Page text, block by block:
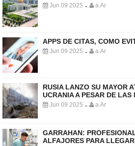
Jun 09 2025 - a.Ar
APPS DE CITAS, COMO
Jun 09 2025 - a.Ar
RUSIA LANZO SU MAYOR
UCRANIA A PESAR DE LAS
Jun 09 2025 - a.Ar
GARRAHAN:
ALFAJORES PARA